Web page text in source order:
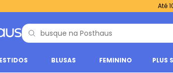
Até
BLUSAS FEMININO PLUS